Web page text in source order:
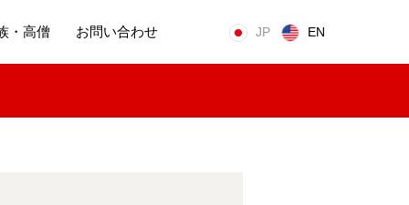
・高僧 お問い合わせ JP EN